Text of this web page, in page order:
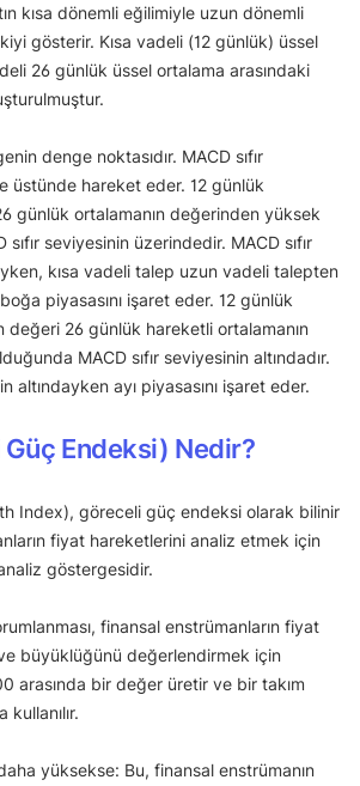
kısa dönemli eğilimiyle uzun dönemli
gösterir. Kısa vadeli (12 günlük) üssel
26 günlük üssel ortalama arasındaki
denge noktasıdır. MACD sıfır
üstünde hareket eder. 12 günlük
günlük ortalamanın değerinden yüksek
seviyesinin üzerindedir. MACD sıfır
kısa vadeli talep uzun vadeli talepten
piyasasını işaret eder. 12 günlük
değeri 26 günlük hareketli ortalamanın
MACD sıfır seviyesinin altındadır.
altındayken ayı piyasasını işaret eder.
Güç Endeksi) Nedir?
Index), göreceli güç endeksi olarak bilinir
fiyat hareketlerini analiz etmek için
göstergesidir.
finansal enstrümanların fiyat
ve büyüklüğünü değerlendirmek için
arasında bir değer üretir ve bir takım
yüksekse: Bu, finansal enstrümanın